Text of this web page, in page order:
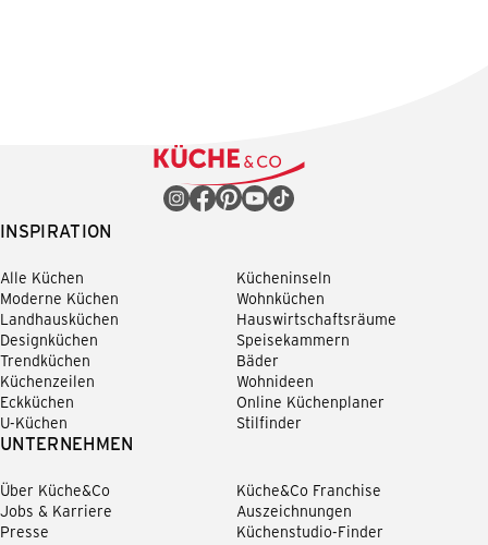
INSPIRATION
Alle Küchen
Moderne Küchen
Landhausküchen
Designküchen
Trendküchen
Küchenzeilen
Eckküchen
U-Küchen
Kücheninseln
Wohnküchen
Hauswirtschaftsräume
Speisekammern
Bäder
Wohnideen
Online Küchenplaner
Stilfinder
UNTERNEHMEN
Über Küche&Co
Jobs & Karriere
Presse
Küche&Co Franchise
Auszeichnungen
Küchenstudio-Finder